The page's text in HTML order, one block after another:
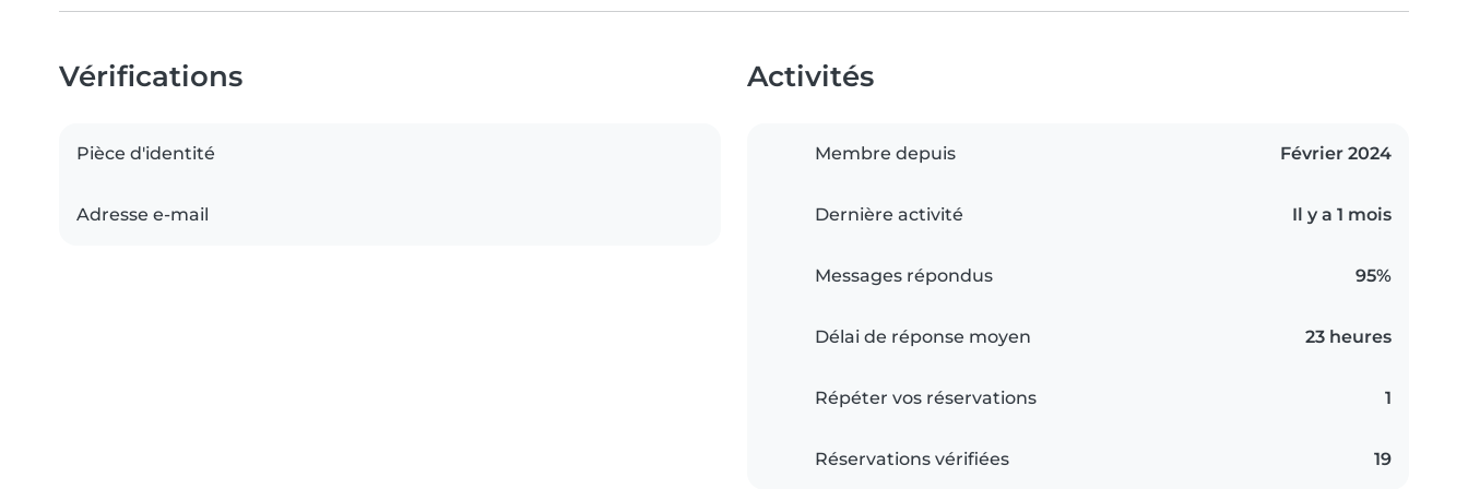
Vérifications
Pièce d'identité
Adresse e-mail
Activités
Membre depuis Février 2024
Dernière activité Il y a 1 mois
Messages répondus 95%
Délai de réponse moyen 23 heures
Répéter vos réservations 1
Réservations vérifiées 19